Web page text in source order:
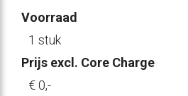
Voorraad
1 stuk
Prijs excl. Core Charge
€ 0,-